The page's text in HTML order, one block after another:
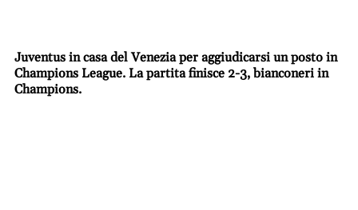
Juventus in casa del Venezia per aggiudicarsi un posto in
Champions League. La partita finisce 2-3, bianconeri in
Champions.